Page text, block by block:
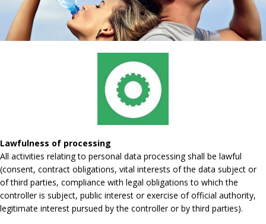
Lawfulness of processing
All activities relating to personal data processing shall be lawful
(consent, contract obligations, vital interests of the data subject or
of third parties, compliance with legal obligations to which the
controller is subject, public interest or exercise of official authority,
legitimate interest pursued by the controller or by third parties).